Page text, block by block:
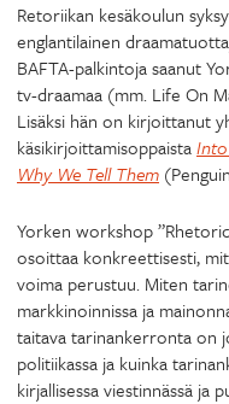
Retoriikan kesäkoulun
englantilainen
BAFTA-palkintoja saanut
tv-draamaa (mm. Life On
Lisäksi hän on kirjoittanut
käsikirjoittamisoppaista
Why We Tell Them
Yorken workshop
osoittaa konkreettisesti,
voima perustuu. Miten
markkinoinnissa ja
taitava tarinankerronta on
politiikassa ja kuinka
kirjallisessa viestinnässä ja